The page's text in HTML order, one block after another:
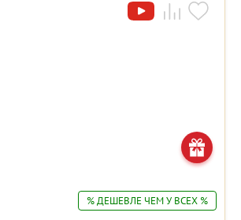
% ДЕШЕВЛЕ ЧЕМ У ВСЕХ %